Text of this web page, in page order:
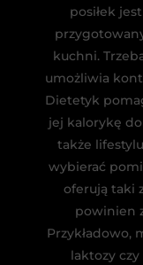
posiłek
kuchni.
umożliwia
Dietetyk
jej kalorykę
także
wybierać
oferują taki
powinien
Przykładowo,
laktozy